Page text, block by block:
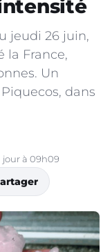
jeudi 26 juin,
la France,
Un
dans
jour à 09h09